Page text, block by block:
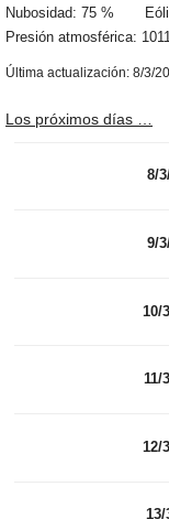
Nubosidad: 75 %
Presión atmosférica:
Última actualización: 8/3/
Los próximos días …
8/
9/
10/
11/
12/
13/